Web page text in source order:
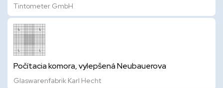
Tintometer GmbH
Počítacia komora, vylepšená Neubauerova
Glaswarenfabrik Karl Hecht